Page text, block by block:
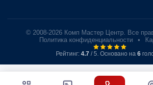
© 2008-2026 Комп Мастер Центр. Все
Политика конфиденциальности
•
Рейтинг: 4.7 / 5. Основано на 6